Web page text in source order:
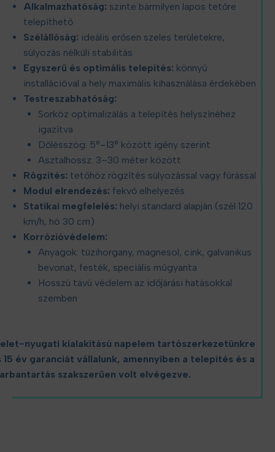
Alkalmazhatóság: szinte bármilyen lapos tetőre
telepíthető
Szélállóság: ideális erősen szeles területekre,
súlyozás nélküli stabilitás
Egyszerű és optimális telepítés: könnyű
installációval a hely maximális kihasználása érdekében
Testreszabhatóság:
Sorköz optimalizálás a telepítés helyszínéhez
igazítva
Dőlésszög: 5°–13° között igény szerint
Asztalhossz: 3–30 méter között
Rögzítés: tetőhöz rögzítés súlyozással vagy fúrással
Modul elrendezés: fekvő elhelyezés
Statikai megfelelés: helyi standard alapján (szél 120
km/h, hó 30 cm)
Korrózióvédelem:
Anyagok: tüzihorgany, magnesol, cink, galvanikus
bevonat, festék, speciális műgyanta
Hosszú távú védelem az időjárási hatásokkal
szemben
nyugati kialakítású napelem tartószerkezetünkre
15 év garanciát vállalunk, amennyiben a telepítés és a
szakszerűen volt elvégezve.